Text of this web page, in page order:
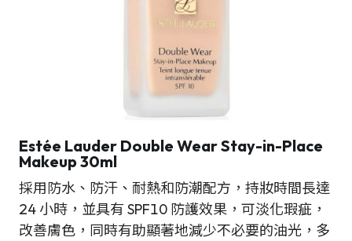
Estée Lauder Double Wear Stay-in-Place
Makeup 30ml
採用防水、防汗、耐熱和防潮配方，持妝時間長達
24 小時，並具有 SPF10 防護效果，可淡化瑕疵，
改善膚色，同時有助顯著地減少不必要的油光，多